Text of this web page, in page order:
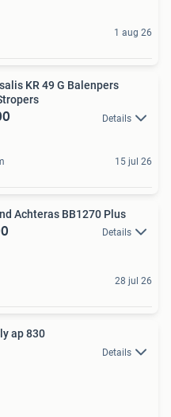
1 aug 26
KR 49 G Balenpers
Details
15 jul 26
Achteras BB1270 Plus
Details
28 jul 26
ap 830
Details